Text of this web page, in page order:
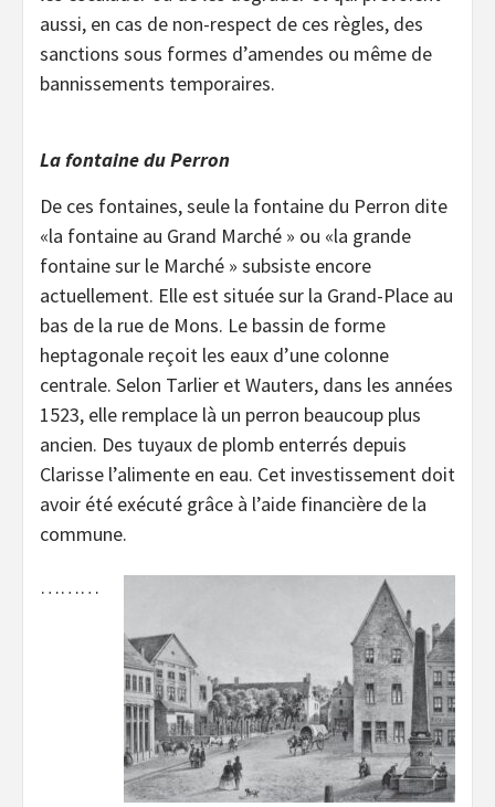
aussi, en cas de non-respect de ces règles, des
sanctions sous formes d’amendes ou même de
bannissements temporaires.
La fontaine du Perron
De ces fontaines, seule la fontaine du Perron dite
«la fontaine au Grand Marché » ou «la grande
fontaine sur le Marché » subsiste encore
actuellement. Elle est située sur la Grand-Place au
bas de la rue de Mons. Le bassin de forme
heptagonale reçoit les eaux d’une colonne
centrale. Selon Tarlier et Wauters, dans les années
1523, elle remplace là un perron beaucoup plus
ancien. Des tuyaux de plomb enterrés depuis
Clarisse l’alimente en eau. Cet investissement doit
avoir été exécuté grâce à l’aide financière de la
commune.
………